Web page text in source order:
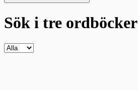
Sök i tre ordböcker